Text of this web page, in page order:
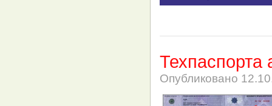
Техпаспорта
Опубликовано